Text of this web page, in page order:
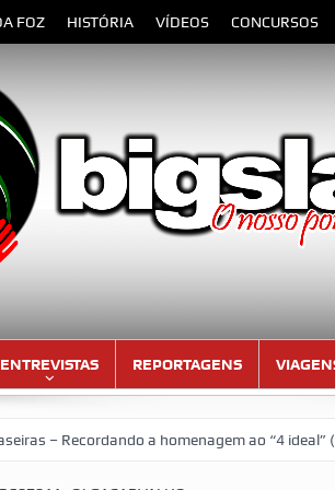
FOZ HISTÓRIA VÍDEOS CONCURSOS
ENTREVISTAS REPORTAGENS
a homenagem ao “4 ideal”